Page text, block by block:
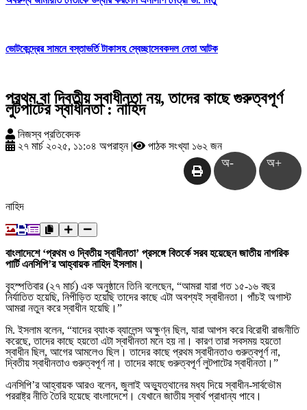
ভোটকেন্দ্রের সামনে বস্তাভর্তি টাকাসহ স্বেচ্ছাসেবকদল নেতা আটক
প্রথম বা দ্বিতীয় স্বাধীনতা নয়, তাদের কাছে গুরুত্বপূর্ণ
লুটপাটের স্বাধীনতা : নাহিদ
নিজস্ব প্রতিবেদক
২৭ মার্চ ২০২৫, ১১:০৪ অপরাহ্ন | পাঠক সংখ্যা ১৬২ জন
অ- অ+
নাহিদ
বাংলাদেশে ‘প্রথম ও দ্বিতীয় স্বাধীনতা’ প্রসঙ্গে বিতর্কে সরব হয়েছেন জাতীয় নাগরিক
পার্টি এনসিপি’র আহ্বায়ক নাহিদ ইসলাম।
বৃহস্পতিবার (২৭ মার্চ) এক অনুষ্ঠানে তিনি বলেছেন, “আমরা যারা গত ১৫-১৬ বছর
নির্যাতিত হয়েছি, নিপীড়িত হয়েছি তাদের কাছে এটা অবশ্যই স্বাধীনতা। পাঁচই অগাস্ট
আমরা নতুন করে স্বাধীন হয়েছি।”
মি. ইসলাম বলেন, “যাদের ব্যাংক ব্যালেন্স অক্ষুণ্ন ছিল, যারা আপস করে বিরোধী রাজনীতি
করেছে, তাদের কাছে হয়তো এটা স্বাধীনতা মনে হয় না। কারণ তারা সবসময় হয়তো
স্বাধীন ছিল, আগের আমলেও ছিল। তাদের কাছে প্রথম স্বাধীনতাও গুরুত্বপূর্ণ না,
দ্বিতীয় স্বাধীনতাও গুরুত্বপূর্ণ না। তাদের কাছে গুরুত্বপূর্ণ লুটপাটের স্বাধীনতা।”
এনসিপি’র আহ্বায়ক আরও বলেন, জুলাই অভ্যুত্থানের মধ্য দিয়ে স্বাধীন-সার্বভৌম
পররাষ্ট্র নীতি তৈরি হয়েছে বাংলাদেশে। যেখানে জাতীয় স্বার্থ প্রাধান্য পাবে।